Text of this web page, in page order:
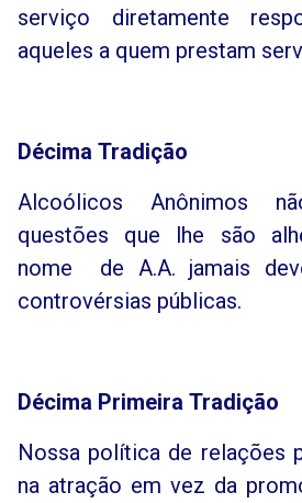
serviço diretamente
aqueles a quem prestam
Décima Tradição
Alcoólicos Anônimos
questões que lhe são
nome de A.A. jamais
controvérsias públicas.
Décima Primeira Tradição
Nossa política de relações
na atração em vez da